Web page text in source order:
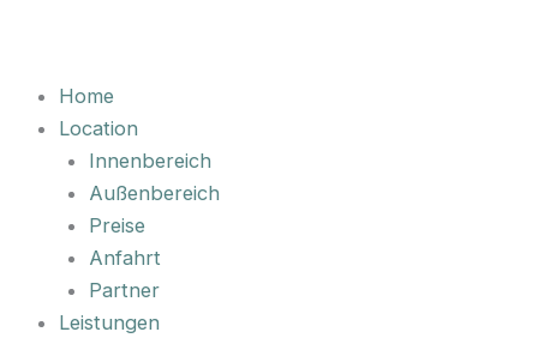
Home
Location
Innenbereich
Außenbereich
Preise
Anfahrt
Partner
Leistungen